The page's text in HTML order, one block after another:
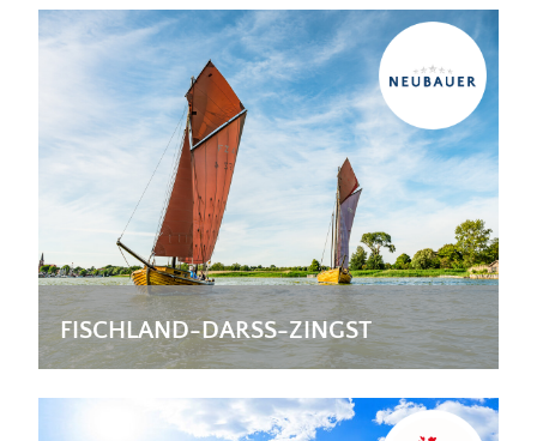
FISCHLAND-DARSS-ZINGST